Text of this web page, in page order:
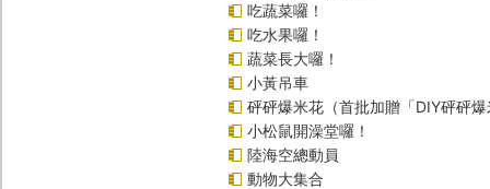
吃蔬菜囉！
吃水果囉！
蔬菜長大囉！
小黃吊車
砰砰爆米花（首批加贈「DIY砰砰
小松鼠開澡堂囉！
陸海空總動員
動物大集合